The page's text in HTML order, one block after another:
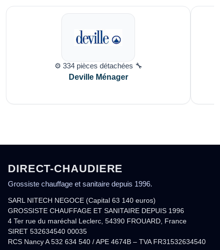
⚙️ 334 pièces détachées 🔧
Deville Ménager
DIRECT-CHAUDIERE
Grossiste chauffage et sanitaire depuis 1996.
SARL NITECH NEGOCE (Capital 63 140 euros)
GROSSISTE CHAUFFAGE ET SANITAIRE DEPUIS 1996
4 Ter rue du maréchal Leclerc, 54390 FROUARD, France
SIRET 532634540 00035
RCS Nancy A 532 634 540 / APE 4674B – TVA FR31532634540